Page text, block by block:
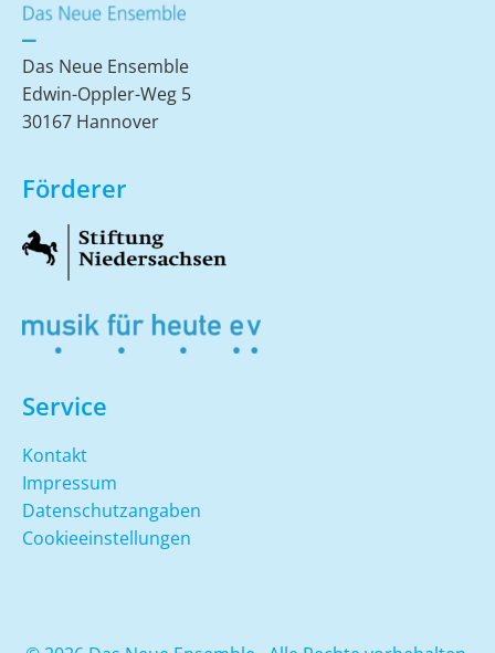
Das Neue Ensemble
Edwin-Oppler-Weg 5
30167 Hannover
Förderer
Service
Kontakt
Impressum
Datenschutzangaben
Cookieeinstellungen